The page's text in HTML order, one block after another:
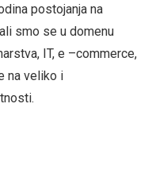
postojanja na
smo se u domenu
IT, e –commerce,
na veliko i